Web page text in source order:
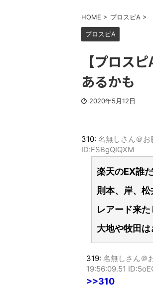
HOME > プロスピA >
プロスピA
【プロス
あるかも
2020年5月12日
310: 名無しさん＠お
ID:FSBgQIQXM
楽天のEX誰
則本、岸、
レアード来
大地や牧田は
319: 名無しさん＠
19:56:09.51
>>310